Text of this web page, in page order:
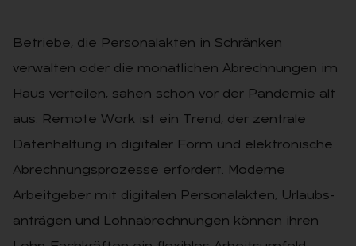
Betriebe, die Personalakten in Schrän­ken
verwalten oder die monatlichen Abrechnungen im
Haus verteilen, sahen schon vor der Pandemie alt
aus. Remote Work ist ein Trend, der zen­trale
Datenhaltung in digitaler Form und elektronische
Abrechnungspro­zesse erfordert. Moderne
Arbeitgeber mit digitalen Personalakten, Urlaubs­
anträgen und Lohnabrechnungen können ihren